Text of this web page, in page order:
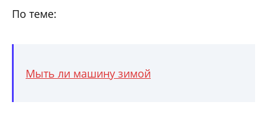
По теме:
Мыть ли машину зимой